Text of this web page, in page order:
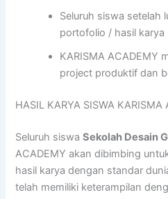
Seluruh siswa setelah
portofolio / hasil
KARISMA ACADEMY
project produktif dan
HASIL KARYA SISWA KARISMA
Seluruh siswaSekolah Desain
ACADEMY akan dibimbing
hasil karya dengan standar
telah memiliki keterampilan